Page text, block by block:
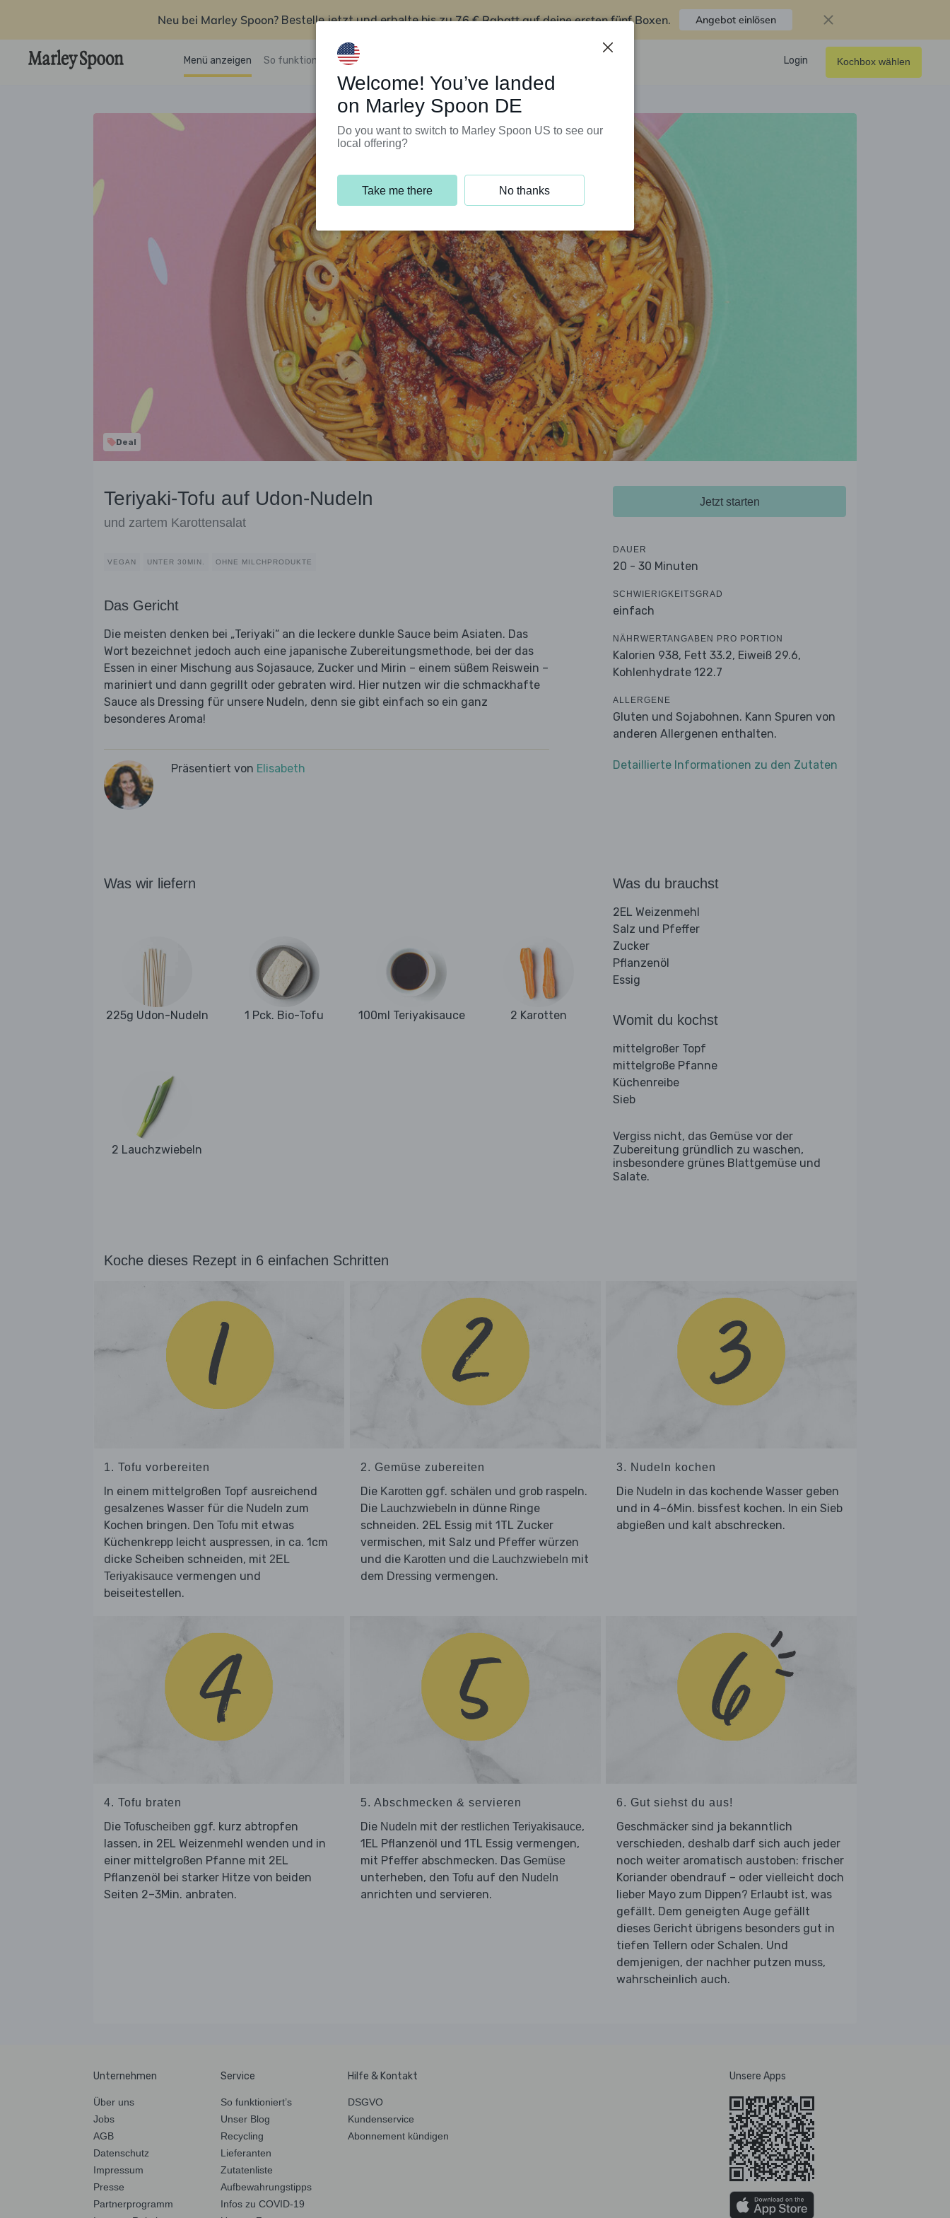
Neu bei Marley Spoon? Bestelle jetzt und erhalte bis zu76 € Rabatt auf deine ersten fünf Boxen. Angebot einlösen
Menü anzeigen So funktioniert’s Kundenservice Login Kochbox wählen
Deal
Teriyaki-Tofu auf Udon-Nudeln
und zartem Karottensalat
VEGAN UNTER 30MIN. OHNE MILCHPRODUKTE
Das Gericht
Die meisten denken bei „Teriyaki“ an die leckere dunkle Sauce beim Asiaten. Das
Wort bezeichnet jedoch auch eine japanische Zubereitungsmethode, bei der das
Essen in einer Mischung aus Sojasauce, Zucker und Mirin – einem süßem Reiswein –
mariniert und dann gegrillt oder gebraten wird. Hier nutzen wir die schmackhafte
Sauce als Dressing für unsere Nudeln, denn sie gibt einfach so ein ganz
besonderes Aroma!
Präsentiert von Elisabeth
Jetzt starten
DAUER
20 - 30 Minuten
SCHWIERIGKEITSGRAD
einfach
NÄHRWERTANGABEN PRO PORTION
Kalorien 938, Fett 33.2, Eiweiß 29.6,
Kohlenhydrate 122.7
ALLERGENE
Gluten und Sojabohnen. Kann Spuren von
anderen Allergenen enthalten.
Detaillierte Informationen zu den Zutaten
Was wir liefern
225g Udon-Nudeln 1 Pck. Bio-Tofu 100ml Teriyakisauce 2 Karotten
2 Lauchzwiebeln
Was du brauchst
2EL Weizenmehl
Salz und Pfeffer
Zucker
Pflanzenöl
Essig
Womit du kochst
mittelgroßer Topf
mittelgroße Pfanne
Küchenreibe
Sieb
Vergiss nicht, das Gemüse vor der
Zubereitung gründlich zu waschen,
insbesondere grünes Blattgemüse und
Salate.
Koche dieses Rezept in 6 einfachen Schritten
1. Tofu vorbereiten
In einem mittelgroßen Topf ausreichend
gesalzenes Wasser für die Nudeln zum
Kochen bringen. Den Tofu mit etwas
Küchenkrepp leicht auspressen, in ca. 1cm
dicke Scheiben schneiden, mit 2EL
Teriyakisauce vermengen und
beiseitestellen.
2. Gemüse zubereiten
Die Karotten ggf. schälen und grob raspeln.
Die Lauchzwiebeln in dünne Ringe
schneiden. 2EL Essig mit 1TL Zucker
vermischen, mit Salz und Pfeffer würzen
und die Karotten und die Lauchzwiebeln mit
dem Dressing vermengen.
3. Nudeln kochen
Die Nudeln in das kochende Wasser geben
und in 4–6Min. bissfest kochen. In ein Sieb
abgießen und kalt abschrecken.
4. Tofu braten
Die Tofuscheiben ggf. kurz abtropfen
lassen, in 2EL Weizenmehl wenden und in
einer mittelgroßen Pfanne mit 2EL
Pflanzenöl bei starker Hitze von beiden
Seiten 2–3Min. anbraten.
5. Abschmecken & servieren
Die Nudeln mit der restlichen Teriyakisauce,
1EL Pflanzenöl und 1TL Essig vermengen,
mit Pfeffer abschmecken. Das Gemüse
unterheben, den Tofu auf den Nudeln
anrichten und servieren.
6. Gut siehst du aus!
Geschmäcker sind ja bekanntlich
verschieden, deshalb darf sich auch jeder
noch weiter aromatisch austoben: frischer
Koriander obendrauf – oder vielleicht doch
lieber Mayo zum Dippen? Erlaubt ist, was
gefällt. Dem geneigten Auge gefällt
dieses Gericht übrigens besonders gut in
tiefen Tellern oder Schalen. Und
demjenigen, der nachher putzen muss,
wahrscheinlich auch.
Unternehmen
Über uns
Jobs
AGB
Datenschutz
Impressum
Presse
Partnerprogramm
Service
So funktioniert’s
Unser Blog
Recycling
Lieferanten
Zutatenliste
Aufbewahrungstipps
Infos zu COVID-19
Hilfe & Kontakt
DSGVO
Kundenservice
Abonnement kündigen
Unsere Apps
Welcome! You’ve landed
on Marley Spoon DE
Do you want to switch to Marley Spoon US to see our
local offering?
Take me there No thanks